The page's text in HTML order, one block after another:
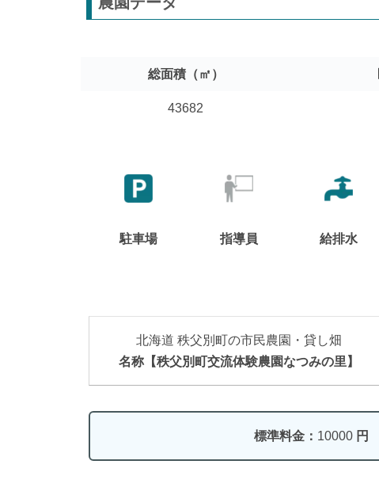
総面積（㎡）
43682
駐車場 指導員 給排水
北海道 秩父別町の市民農園・貸し畑
名称【秩父別町交流体験農園なつみの里】
標準料金： 10000 円